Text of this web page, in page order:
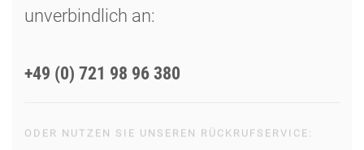
unverbindlich an:
+49 (0) 721 98 96 380
ODER NUTZEN SIE UNSEREN RÜCKRUFSERVICE: